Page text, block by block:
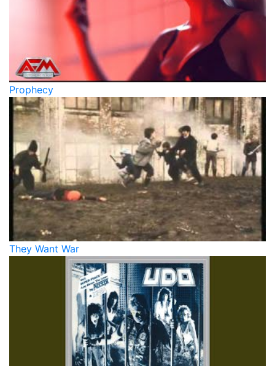
Prophecy
They Want War